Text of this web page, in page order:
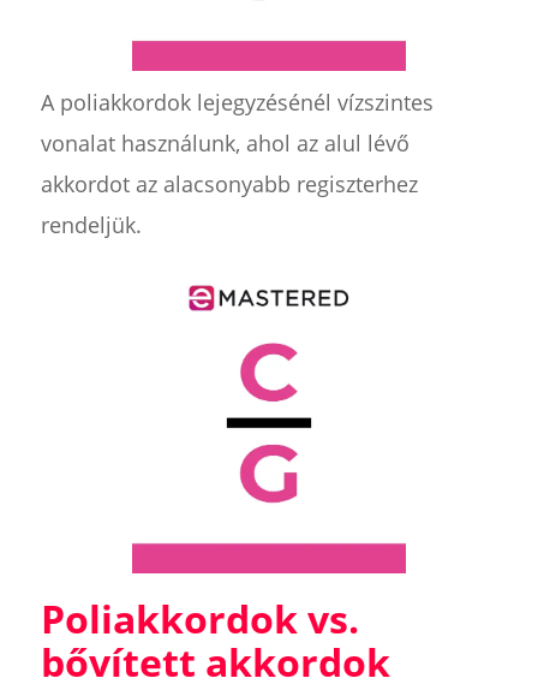
A poliakkordok lejegyzésénél vízszintes
vonalat használunk, ahol az alul lévő
akkordot az alacsonyabb regiszterhez
rendeljük.
Poliakkordok vs.
bővített akkordok